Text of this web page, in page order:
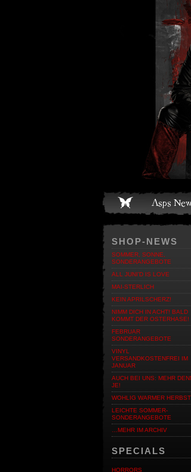
Live und Termine
SHOP-NEWS
SOMMER, SONNE,
SONDERANGEBOTE
ALL JUNI'D IS LOVE
MAI-STERLICH
KEIN APRILSCHERZ!
NIMM DICH IN ACHT! BALD
KOMMT DER OSTERHASE!
FEBRUAR
SONDERANGEBOTE
VINYL
VERSANDKOSTENFREI IM
JANUAR
AUCH BEI UNS: MEHR
JE!
WOHLIG WARMER
LEICHTE SOMMER-
SONDERANGEBOTE
…MEHR IM ARCHIV
SPECIALS
HORRORS